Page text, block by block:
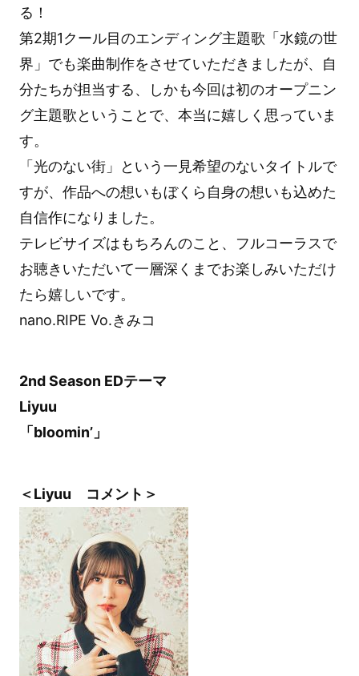
る！
第2期1クール目のエンディング主題歌「水鏡の世
界」でも楽曲制作をさせていただきましたが、自
分たちが担当する、しかも今回は初のオープニン
グ主題歌ということで、本当に嬉しく思っていま
す。
「光のない街」という一見希望のないタイトルで
すが、作品への想いもぼくら自身の想いも込めた
自信作になりました。
テレビサイズはもちろんのこと、フルコーラスで
お聴きいただいて一層深くまでお楽しみいただけ
たら嬉しいです。
nano.RIPE Vo.きみコ
2nd Season EDテーマ
Liyuu
「bloomin’」
＜Liyuu コメント＞